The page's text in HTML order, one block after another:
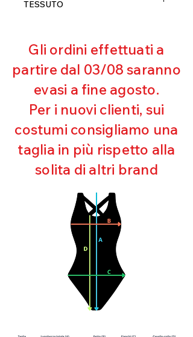
riceveremo la merce resa ed
TESSUTO
Resistente al pilling
Eccellente protezione dai raggi
UV
Ottima copertura
Ultra cloro resistente
Mantenimento della forma
Perfetta vestibilità
Asciugatura rapida
Bielastico
Gli ordini effettuati a
partire dal 03/08 saranno
evasi a fine agosto.
Per i nuovi clienti, sui
costumi consigliamo una
taglia in più rispetto alla
solita di altri brand